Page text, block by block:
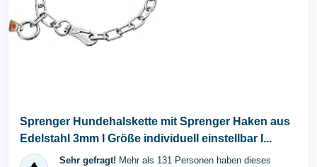
Sprenger Hundehalskette mit Sprenger Haken aus
Edelstahl 3mm I Größe individuell einstellbar I...
Sehr gefragt! Mehr als 131 Personen haben dieses